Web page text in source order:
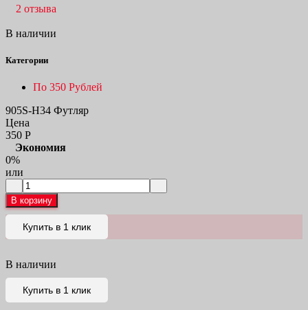
2 отзыва
В наличии
Категории
По 350 Рублей
905S-H34 Футляр
Цена
350 Р
Экономия
0%
или
В корзину
Купить в 1 клик
В наличии
Купить в 1 клик